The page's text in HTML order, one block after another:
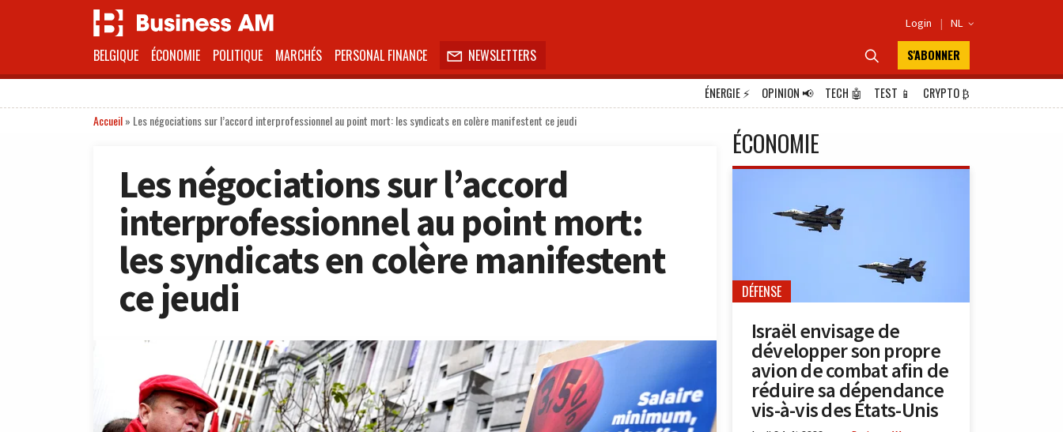
Login | NL 
BELGIQUE ÉCONOMIE POLITIQUE MARCHÉS PERSONAL FINANCE  NEWSLETTERS  S'ABONNER
ÉNERGIE⚡ OPINION📢 TECH 🤖 TEST 📱 CRYPTO₿
Accueil» Les négociations sur l’accord interprofessionnel au point mort: les syndicats en colère manifestent ce jeudi
Les négociations sur l’accord
interprofessionnel au point mort:
les syndicats en colère manifestent
ce jeudi
ÉCONOMIE
DÉFENSE
Israël envisage de
développer son propre
avion de combat afin de
réduire sa dépendance
vis-à-vis des États-Unis